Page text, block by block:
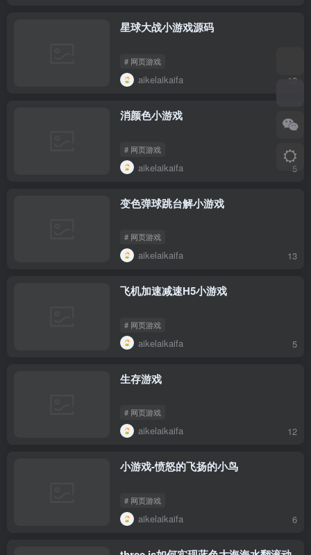
星球大战小游戏源码
# 网页游戏
aikelaikaifa 12
消颜色小游戏
# 网页游戏
aikelaikaifa 5
变色弹球跳台解小游戏
# 网页游戏
aikelaikaifa 13
飞机加速减速H5小游戏
# 网页游戏
aikelaikaifa 5
生存游戏
# 网页游戏
aikelaikaifa 12
小游戏-愤怒的飞扬的小鸟
# 网页游戏
aikelaikaifa 6